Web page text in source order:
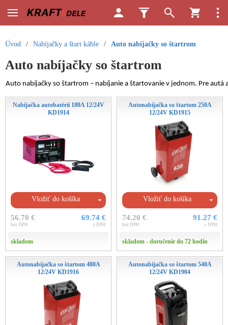
Úvod / Nabíjačky a štart káble / Auto nabíjačky so štartrom
Auto nabíjačky so štartrom
Auto nabíjačky so štartrom – nabíjanie a štartovanie v jednom. Pre autá
Nabíjačka autobatérií 180A 12/24V
KD1914
Vložiť do košíka
56.70 €
bez DPH
69.74 €
s DPH
skladom
Autonabíjačka so štartom 250A
12/24V KD1915
Vložiť do košíka
74.20 €
bez DPH
91.27 €
s DPH
skladom - doručenie do 72 hodín
Autonabíjačka so štartom 480A
12/24V KD1916
Autonabíjačka so štartom 540A
12/24V KD1904